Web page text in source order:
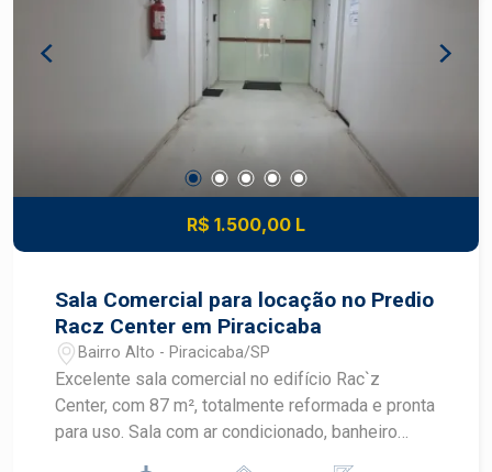
R$ 1.500,00 L
Sala Comercial para locação no Predio
Racz Center em Piracicaba
Bairro Alto - Piracicaba/SP
Excelente sala comercial no edifício Rac`z
Center, com 87 m², totalmente reformada e pronta
para uso. Sala com ar condicionado, banheiro